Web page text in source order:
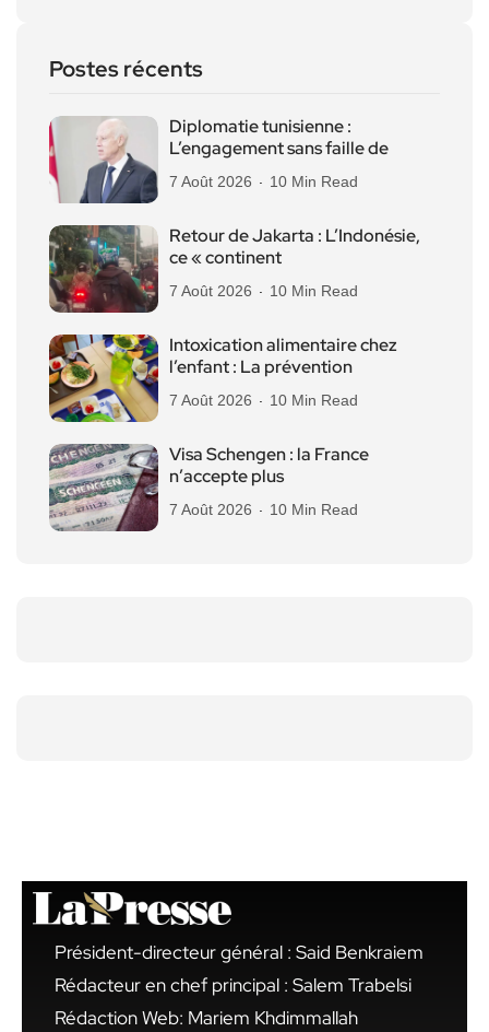
Postes récents
Diplomatie tunisienne :
L’engagement sans faille de
7 Août 2026 10 Min Read
Retour de Jakarta : L’Indonésie,
ce « continent
7 Août 2026 10 Min Read
Intoxication alimentaire chez
l’enfant : La prévention
7 Août 2026 10 Min Read
Visa Schengen : la France
n’accepte plus
7 Août 2026 10 Min Read
Président-directeur général : Said Benkraiem
Rédacteur en chef principal : Salem Trabelsi
Rédaction Web: Mariem Khdimmallah